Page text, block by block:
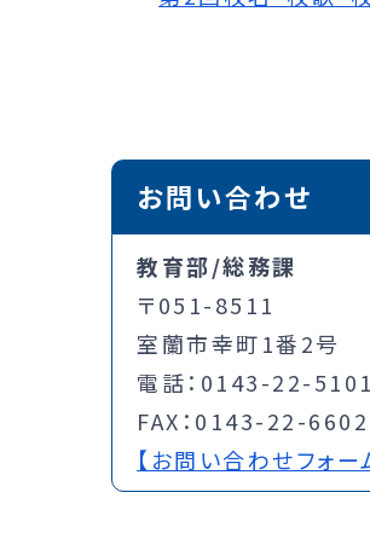
お問い合わせ
教育部/総務課
〒051-8511
室蘭市幸町1番2号
電話：0143-22-5101
FAX：0143-22-6602
【お問い合わせフォー